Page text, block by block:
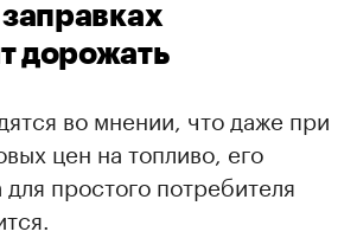
дорожать
во мнении, что даже при
цен на топливо, его
простого потребителя